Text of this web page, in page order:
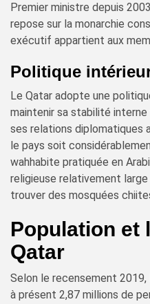
Premier ministre depuis
repose sur la monarchie
exécutif appartient aux
Politique
Le Qatar adopte une
maintenir sa stabilité
ses relations diplomatiques
le pays soit
wahhabite pratiquée en
religieuse relativement
trouver des mosquées
Population et
Qatar
Selon le recensement
à présent 2,87 millions de